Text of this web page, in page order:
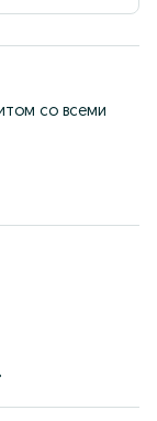
со всеми